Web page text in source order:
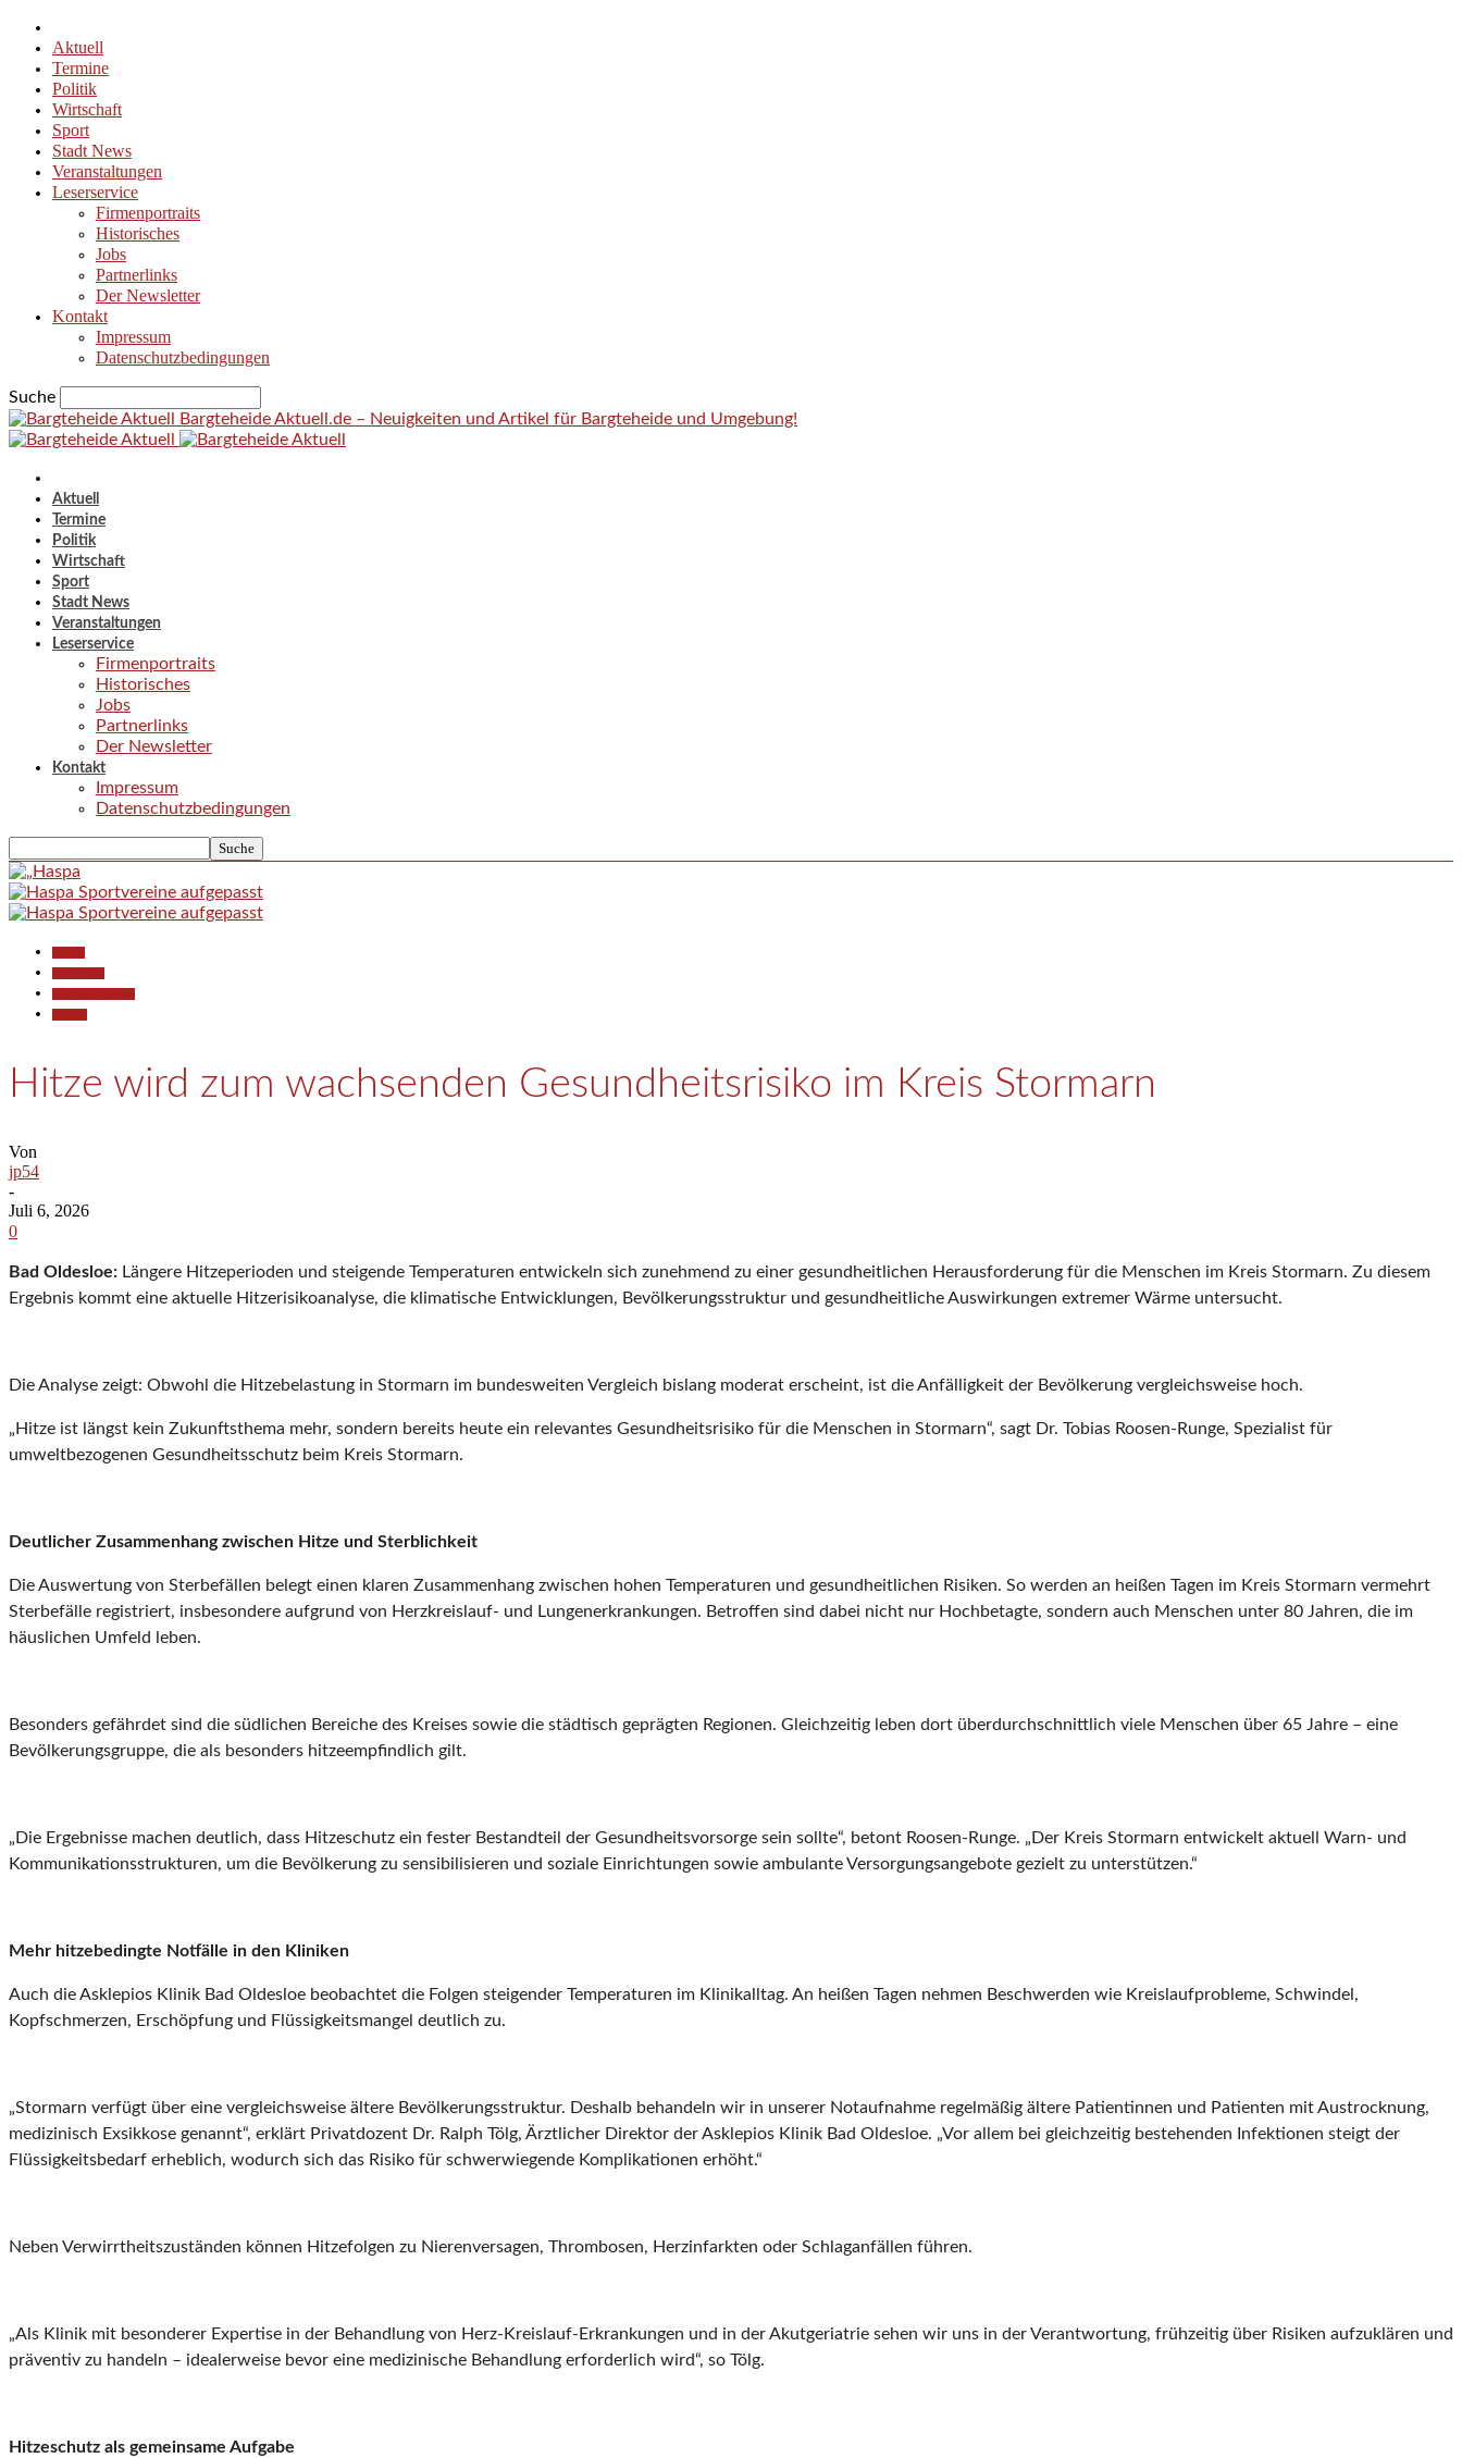
Aktuell
Termine
Politik
Wirtschaft
Sport
Stadt News
Veranstaltungen
Leserservice
Firmenportraits
Historisches
Jobs
Partnerlinks
Der Newsletter
Kontakt
Impressum
Datenschutzbedingungen
Suche
Bargteheide Aktuell.de – Neuigkeiten und Artikel für Bargteheide und Umgebung!
Aktuell
Termine
Politik
Wirtschaft
Sport
Stadt News
Veranstaltungen
Leserservice
Firmenportraits
Historisches
Jobs
Partnerlinks
Der Newsletter
Kontakt
Impressum
Datenschutzbedingungen
Hitze wird zum wachsenden Gesundheitsrisiko im Kreis Stormarn
Von
jp54
-
Juli 6, 2026
0
Bad Oldesloe: Längere Hitzeperioden und steigende Temperaturen entwickeln sich zunehmend zu einer gesundheitlichen Herausforderung für die Menschen im Kreis Stormarn. Zu diesem
Ergebnis kommt eine aktuelle Hitzerisikoanalyse, die klimatische Entwicklungen, Bevölkerungsstruktur und gesundheitliche Auswirkungen extremer Wärme untersucht.
Die Analyse zeigt: Obwohl die Hitzebelastung in Stormarn im bundesweiten Vergleich bislang moderat erscheint, ist die Anfälligkeit der Bevölkerung vergleichsweise hoch.
„Hitze ist längst kein Zukunftsthema mehr, sondern bereits heute ein relevantes Gesundheitsrisiko für die Menschen in Stormarn“, sagt Dr. Tobias Roosen-Runge, Spezialist für
umweltbezogenen Gesundheitsschutz beim Kreis Stormarn.
Deutlicher Zusammenhang zwischen Hitze und Sterblichkeit
Die Auswertung von Sterbefällen belegt einen klaren Zusammenhang zwischen hohen Temperaturen und gesundheitlichen Risiken. So werden an heißen Tagen im Kreis Stormarn vermehrt
Sterbefälle registriert, insbesondere aufgrund von Herzkreislauf- und Lungenerkrankungen. Betroffen sind dabei nicht nur Hochbetagte, sondern auch Menschen unter 80 Jahren, die im
häuslichen Umfeld leben.
Besonders gefährdet sind die südlichen Bereiche des Kreises sowie die städtisch geprägten Regionen. Gleichzeitig leben dort überdurchschnittlich viele Menschen über 65 Jahre – eine
Bevölkerungsgruppe, die als besonders hitzeempfindlich gilt.
„Die Ergebnisse machen deutlich, dass Hitzeschutz ein fester Bestandteil der Gesundheitsvorsorge sein sollte“, betont Roosen-Runge. „Der Kreis Stormarn entwickelt aktuell Warn- und
Kommunikationsstrukturen, um die Bevölkerung zu sensibilisieren und soziale Einrichtungen sowie ambulante Versorgungsangebote gezielt zu unterstützen.“
Mehr hitzebedingte Notfälle in den Kliniken
Auch die Asklepios Klinik Bad Oldesloe beobachtet die Folgen steigender Temperaturen im Klinikalltag. An heißen Tagen nehmen Beschwerden wie Kreislaufprobleme, Schwindel,
Kopfschmerzen, Erschöpfung und Flüssigkeitsmangel deutlich zu.
„Stormarn verfügt über eine vergleichsweise ältere Bevölkerungsstruktur. Deshalb behandeln wir in unserer Notaufnahme regelmäßig ältere Patientinnen und Patienten mit Austrocknung,
medizinisch Exsikkose genannt“, erklärt Privatdozent Dr. Ralph Tölg, Ärztlicher Direktor der Asklepios Klinik Bad Oldesloe. „Vor allem bei gleichzeitig bestehenden Infektionen steigt der
Flüssigkeitsbedarf erheblich, wodurch sich das Risiko für schwerwiegende Komplikationen erhöht.“
Neben Verwirrtheitszuständen können Hitzefolgen zu Nierenversagen, Thrombosen, Herzinfarkten oder Schlaganfällen führen.
„Als Klinik mit besonderer Expertise in der Behandlung von Herz-Kreislauf-Erkrankungen und in der Akutgeriatrie sehen wir uns in der Verantwortung, frühzeitig über Risiken aufzuklären und
präventiv zu handeln – idealerweise bevor eine medizinische Behandlung erforderlich wird“, so Tölg.
Hitzeschutz als gemeinsame Aufgabe